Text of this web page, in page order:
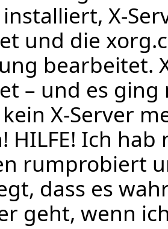
X-
und die
bearbeitet.
– und es ging
X-Server
HILFE! Ich hab
rumprobiert
dass es
geht, wenn